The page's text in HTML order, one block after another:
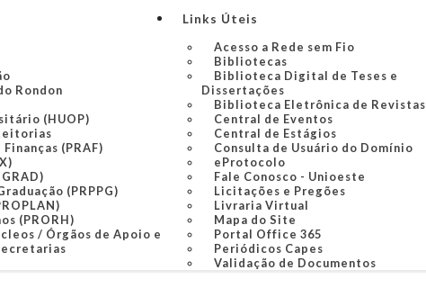
Rondon
(HUOP)
(PRAF)
(PRPPG)
(PRORH)
/ Órgãos de Apoio e
Links Úteis
Acesso a Rede sem Fio
Bibliotecas
Biblioteca Digital de Teses e
Dissertações
Biblioteca Eletrônica de Revistas
Central de Eventos
Central de Estágios
Consulta de Usuário do Domínio
eProtocolo
Fale Conosco - Unioeste
Licitações e Pregões
Livraria Virtual
Mapa do Site
Portal Office 365
Periódicos Capes
Validação de Documentos